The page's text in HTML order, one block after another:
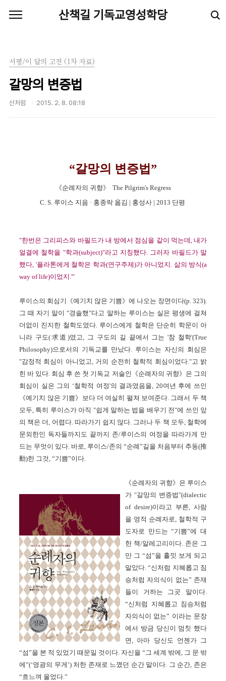
산책길 기독교영성학당
서평/이 달의 고전 (1차 자료)
갈망의 변증법
산처럼 2015. 2. 8. 08:18
“갈망의 변증법”
《순례자의 귀향》 The Pilgrim's Regress
C. S. 루이스 지음 · 홍종락 옮김 | 홍성사 | 2013 단평
"한번은 그리피스와 바필드가 내 방에서 점심을 같이 먹는데, 내가
얼결에 철학을 "학과(subject)"라고 지칭했다. 그러자 바필드가 말
했다, '플라톤에게 철학은 학과(연구주제)가 아니었지. 삶의 방식(a
way of life)이었지.'"
루이스의 회심기《예기치 않은 기쁨》에 나오는 장면이다(p. 323).
그 때 자기 말이 "경솔했"다고 말하는 루이스는 실은 평생에 걸쳐
더없이 진지한 철학도였다. 루이스에게 철학은 단순히 학문이 아
니라 구도(求道)였고, 그 구도의 길 끝에서 그는 '참 철학'(True
Philosophy)으로서의 기독교를 만났다. 루이스는 자신의 회심은
"감정적 회심이 아니었고, 거의 순전히 철학적 회심이었다."고 밝
힌 바 있다. 회심 후 쓴 첫 기독교 저술인《순례자의 귀향》은 그의
회심이 실은 그의 ‘철학적 여정'의 결과였음을, 20여년 후에 쓰인
《예기치 않은 기쁨》보다 더 여실히 펼쳐 보여준다. 그래서 두 책
모두, 특히 루이스가 아직 "쉽게 말하는 법을 배우기 전"에 쓰인 앞
의 책은 더, 어렵다. 따라가기 쉽지 않다. 그러나 두 책 모두, 철학에
문외한인 독자들까지도 끝까지 존/루이스의 여정을 따라가게 만
드는 무엇이 있다. 바로, 루이스/존의 “순례”길을 처음부터 추동(推
動)한 그것, “기쁨”이다.
《순례자의 귀향》은 루이스
가 "갈망의 변증법"(dialectic
of desire)이라고 부른, 사람
을 영적 순례자로, 철학적 구
도자로 만드는 “기쁨”에 대
한 책/알레고리이다. 존은 그
만 그 “섬”을 흘낏 보게 되고
말았다. “신처럼 지혜롭고 짐
승처럼 자의식이 없는” 존재
들이 거하는 그곳 말이다.
“신처럼 지혜롭고 짐승처럼
자의식이 없는” 이라는 문장
에서 방금 당신이 멈칫 했다
면, 아마 당신도 언젠가 그
“섬”을 본 적 있었기 때문일 것이다. 자신을 “그 세계 밖에, 그 문 밖
에”(‘영광의 무게’) 처한 존재로 느꼈던 순간 말이다. 그 순간, 존은
“흐느껴 울었다.”